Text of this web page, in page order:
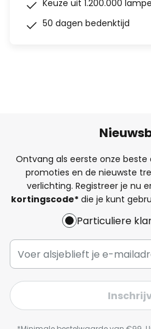
Keuze uit 1.200.000
50 dagen bedenktijd
Ontvang als eerste onze beste
promoties en de nieuwste
verlichting. Registreer je nu
kortingscode*die je kunt
Particuliere